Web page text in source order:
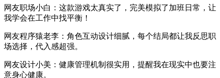
网友职场小白：这款游戏太真实了，完美模拟了加班日常，让
我学会在工作中找平衡！
网友程序猿老李：角色互动设计细腻，每个结局都让我反思职
场选择，代入感超强。
网友设计小美：健康管理机制很实用，提醒我在现实中也要注
意身心健康。